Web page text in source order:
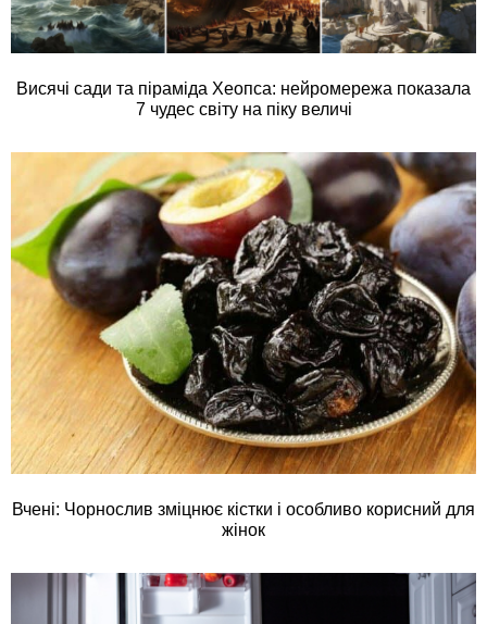
Висячі сади та піраміда Хеопса: нейромережа показала
7 чудес світу на піку величі
Вчені: Чорнослив зміцнює кістки і особливо корисний для
жінок